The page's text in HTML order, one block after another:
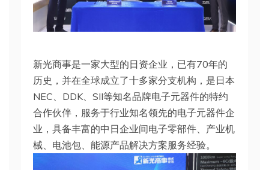
新光商事是一家大型的日资企业，已有70年的
历史，并在全球成立了十多家分支机构，是日本
NEC、DDK、SII等知名品牌电子元器件的特约
合作伙伴，服务于行业知名领先的电子元器件企
业，具备丰富的中日企业间电子零部件、产业机
械、电池包、能源产品解决方案服务经验。